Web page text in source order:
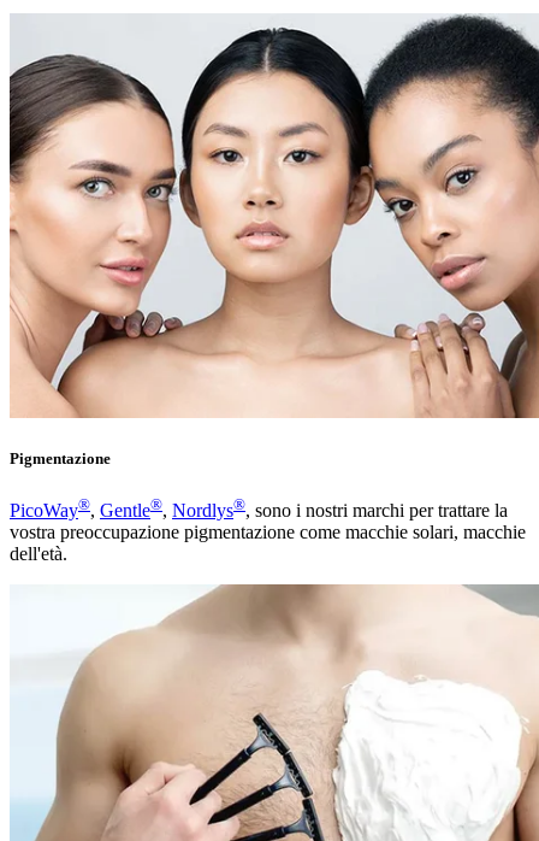
Pigmentazione
PicoWay®, Gentle®, Nordlys®, sono i nostri marchi per trattare la
vostra preoccupazione pigmentazione come macchie solari, macchie
dell'età.